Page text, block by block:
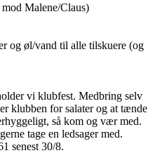
Malene/Claus)
og øl/vand til alle tilskuere (og
vi klubfest. Medbring selv
klubben for salater og at tænde
så kom og vær med.
tage en ledsager med.
senest 30/8.